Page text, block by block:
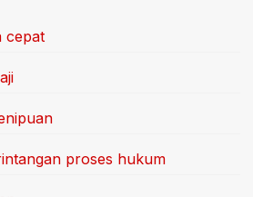
cepat
proses hukum